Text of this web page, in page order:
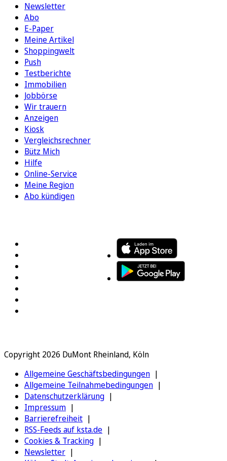
Newsletter
Abo
E-Paper
Meine Artikel
Shoppingwelt
Push
Testberichte
Immobilien
Jobbörse
Wir trauern
Anzeigen
Kiosk
Vergleichsrechner
Bütz Mich
Hilfe
Online-Service
Meine Region
Abo kündigen
Copyright 2026 DuMont Rheinland, Köln
Allgemeine Geschäftsbedingungen
Allgemeine Teilnahmebedingungen
Datenschutzerklärung
Impressum
Barrierefreiheit
RSS-Feeds auf ksta.de
Cookies & Tracking
Newsletter